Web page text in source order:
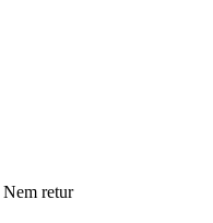
Nem retur